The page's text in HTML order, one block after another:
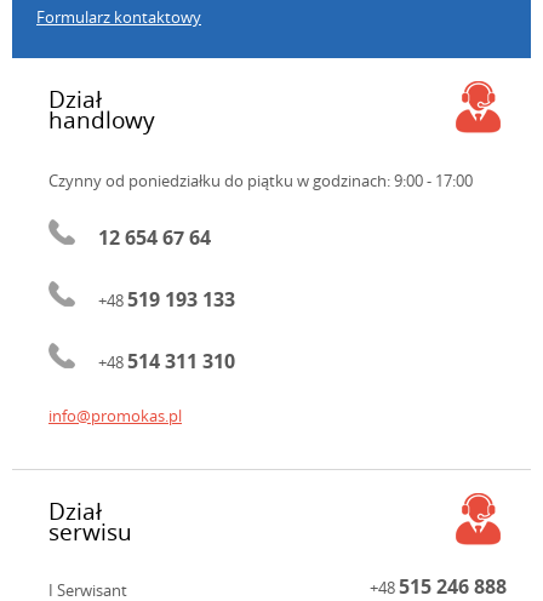
Formularz kontaktowy
Dział
handlowy
Czynny od poniedziałku do piątku w godzinach: 9:00 - 17:00
12 654 67 64
+48519 193 133
+48514 311 310
info@promokas.pl
Dział
serwisu
I Serwisant +48515 246 888